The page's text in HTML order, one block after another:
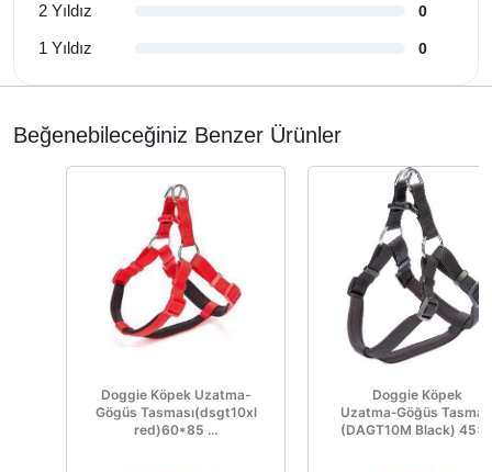
2 Yıldız 0
1 Yıldız 0
Beğenebileceğiniz Benzer Ürünler
Doggie Köpek Uzatma-
Gögüs Tasması(dsgt10xl
red)60*85 ...
Doggie Köpek
Uzatma‑Göğüs
(DAGT10M Black)